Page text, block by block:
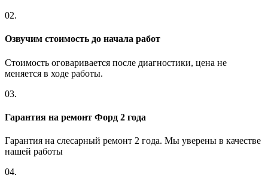
02.
Озвучим стоимость до начала работ
Стоимость оговаривается после диагностики, цена не
меняется в ходе работы.
03.
Гарантия на ремонт Форд 2 года
Гарантия на слесарный ремонт 2 года. Мы уверены в качестве
нашей работы
04.